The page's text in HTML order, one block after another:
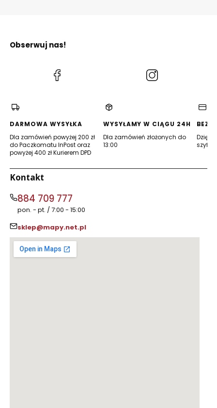
Obserwuj nas!
(Otwiera
DARMOWA WYSYŁKA
Dla zamówień powyżej 200 zł
do Paczkomatu InPost oraz
powyżej 400 zł Kurierem DPD
WYSYŁAMY W CIĄGU 24H
Dla zamówień złożonych do
13:00
Dzięki
Kontakt
884 709 777
pon. - pt. / 7:00 - 15:00
sklep@mapy.net.pl